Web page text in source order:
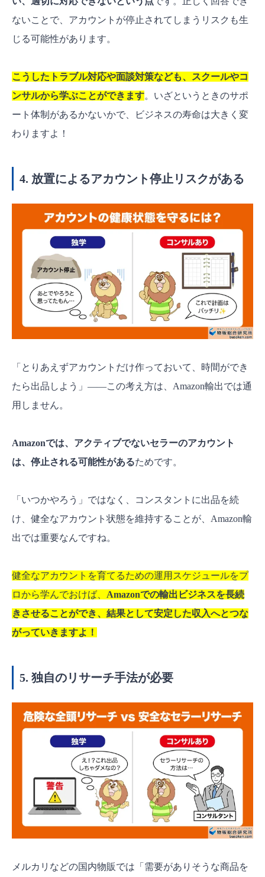
ないことで、アカウントが停止されてしまうリスクも生
じる可能性があります。
こうしたトラブル対応や面談対策なども、スクールやコ
ンサルから学ぶことができます。いざというときのサポ
ート体制があるかないかで、ビジネスの寿命は大きく変
わりますよ！
4. 放置によるアカウント停止リスクがある
「とりあえずアカウントだけ作っておいて、時間ができ
たら出品しよう」——この考え方は、Amazon輸出では通
用しません。
Amazonでは、アクティブでないセラーのアカウント
は、停止される可能性があるためです。
「いつかやろう」ではなく、コンスタントに出品を続
け、健全なアカウント状態を維持することが、Amazon輸
出では重要なんですね。
健全なアカウントを育てるための運用スケジュールをプ
ロから学んでおけば、 Amazonでの輸出ビジネスを長続
きさせることができ、結果として安定した収入へとつな
がっていきますよ！
5. 独自のリサーチ手法が必要
メルカリなどの国内物販では「需要がありそうな商品を